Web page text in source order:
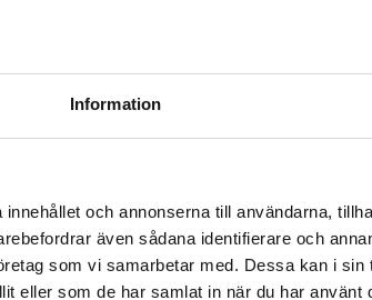
Information
och annonserna till användarna,
även sådana identifierare och
som vi samarbetar med. Dessa kan i sin
eller som de har samlat in när du har använt
mest uppdaterade nyheter och
i sin tryckta form är ett affärsmagasin
på besoksliv.se är skyddat
lagen om upphovsrätt.